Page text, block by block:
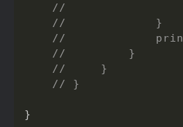
//
//             }
//
//         }
//     }
// }
}